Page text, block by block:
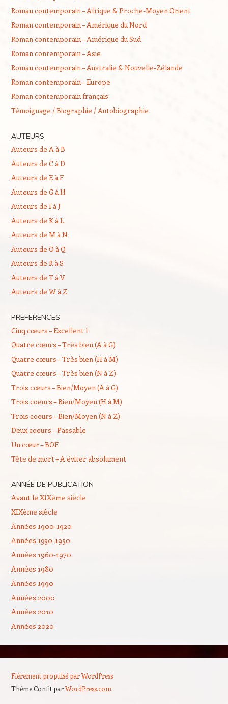
Roman contemporain – Afrique & Proche-Moyen Orient
Roman contemporain – Amérique du Nord
Roman contemporain – Amérique du Sud
Roman contemporain – Asie
Roman contemporain – Australie & Nouvelle-Zélande
Roman contemporain – Europe
Roman contemporain français
Témoignage / Biographie / Autobiographie
AUTEURS
Auteurs de A à B
Auteurs de C à D
Auteurs de E à F
Auteurs de G à H
Auteurs de I à J
Auteurs de K à L
Auteurs de M à N
Auteurs de O à Q
Auteurs de R à S
Auteurs de T à V
Auteurs de W à Z
PREFERENCES
Cinq cœurs – Excellent !
Quatre cœurs – Très bien (A à G)
Quatre cœurs – Très bien (H à M)
Quatre cœurs – Très bien (N à Z)
Trois cœurs – Bien/Moyen (A à G)
Trois coeurs – Bien/Moyen (H à M)
Trois coeurs – Bien/Moyen (N à Z)
Deux coeurs – Passable
Un cœur – BOF
Tête de mort – A éviter absolument
ANNÉE DE PUBLICATION
Avant le XIXème siècle
XIXème siècle
Années 1900-1920
Années 1930-1950
Années 1960-1970
Années 1980
Années 1990
Années 2000
Années 2010
Années 2020
Fièrement propulsé par WordPress
Thème Confit parWordPress.com.